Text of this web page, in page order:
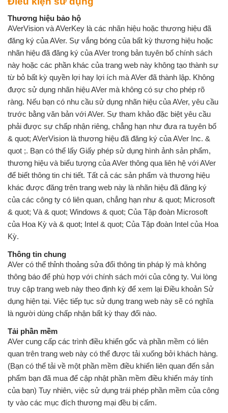
Thương hiệu bảo hộ
AVerVision và AVerKey là các nhãn hiệu hoặc thương hiệu đã
đăng ký của AVer. Sự vắng bóng của bất kỳ thương hiệu hoặc
nhãn hiệu đã đăng ký của AVer trong bản tuyên bố chính sách
này hoặc các phần khác của trang web này không tạo thành sự
từ bỏ bất kỳ quyền lợi hay lợi ích mà AVer đã thành lập. Không
được sử dụng nhãn hiệu AVer mà không có sự cho phép rõ
ràng. Nếu bạn có nhu cầu sử dụng nhãn hiệu của AVer, yêu cầu
trước bằng văn bản với AVer. Sự tham khảo đặc biệt yêu cầu
phải được sự chấp nhận riêng, chẳng hạn như đưa ra tuyên bố
& quot; AVerVision là thương hiệu đã đăng ký của AVer Inc. &
quot ;. Bạn có thể lấy Giấy phép sử dụng hình ảnh sản phẩm,
thương hiệu và biểu tượng của AVer thông qua liên hệ với AVer
để biết thông tin chi tiết. Tất cả các sản phẩm và thương hiệu
khác được đăng trên trang web này là nhãn hiệu đã đăng ký
của các công ty có liên quan, chẳng hạn như & quot; Microsoft
& quot; Và & quot; Windows & quot; Của Tập đoàn Microsoft
của Hoa Kỳ và & quot; Intel & quot; Của Tập đoàn Intel của Hoa
Kỳ.
Thông tin chung
AVer có thể thỉnh thoảng sửa đổi thông tin pháp lý mà không
thông báo để phù hợp với chính sách mới của công ty. Vui lòng
truy cập trang web này theo định kỳ để xem lại Điều khoản Sử
dụng hiện tại. Việc tiếp tục sử dụng trang web này sẽ có nghĩa
là người dùng chấp nhận bất kỳ thay đổi nào.
Tải phần mềm
AVer cung cấp các trình điều khiển gốc và phần mềm có liên
quan trên trang web này có thể được tải xuống bởi khách hàng.
(Bạn có thể tải về một phần mềm điều khiển liên quan đến sản
phẩm bạn đã mua để cập nhật phần mềm điều khiển máy tính
của bạn) Tuy nhiên, việc sử dụng trái phép phần mềm của công
ty vào các mục đích thương mại đều bị cấm.